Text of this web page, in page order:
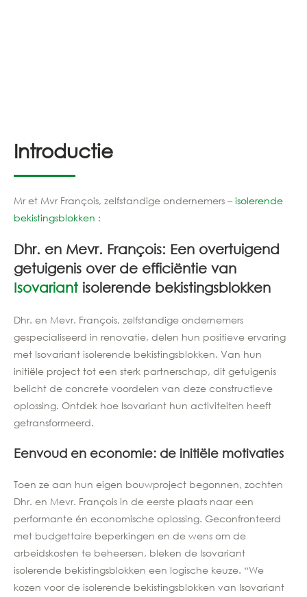
Introductie
Mr et Mvr François, zelfstandige ondernemers – isolerende
bekistingsblokken :
Dhr. en Mevr. François: Een overtuigend
getuigenis over de efficiëntie van
Isovariant isolerende bekistingsblokken
Dhr. en Mevr. François, zelfstandige ondernemers
gespecialiseerd in renovatie, delen hun positieve ervaring
met Isovariant isolerende bekistingsblokken. Van hun
initiële project tot een sterk partnerschap, dit getuigenis
belicht de concrete voordelen van deze constructieve
oplossing. Ontdek hoe Isovariant hun activiteiten heeft
getransformeerd.
Eenvoud en economie: de initiële motivaties
Toen ze aan hun eigen bouwproject begonnen, zochten
Dhr. en Mevr. François in de eerste plaats naar een
performante én economische oplossing. Geconfronteerd
met budgettaire beperkingen en de wens om de
arbeidskosten te beheersen, bleken de Isovariant
isolerende bekistingsblokken een logische keuze. “We
kozen voor de isolerende bekistingsblokken van Isovariant